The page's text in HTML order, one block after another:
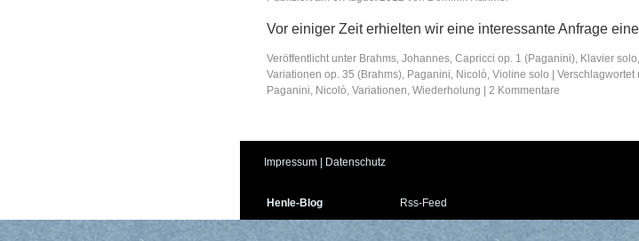
Vor einiger Zeit erhielten wir eine interessante Anfrage
Veröffentlicht unter Brahms, Johannes, Capricci op. 1 (Paganini), Klavier solo,
Variationen op. 35 (Brahms), Paganini, Nicolò, Violine solo Verschlagwortet
Paganini, Nicolò, Variationen, Wiederholung 2 Kommentare
Impressum Datenschutz
Henle-Blog Rss-Feed